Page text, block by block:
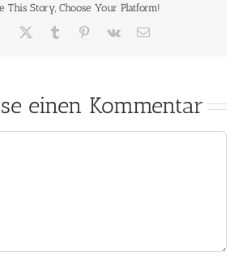
This Story, Choose Your Platform!
Facebook Tumblr Pinterest
Vk
E-
einen Kommentar